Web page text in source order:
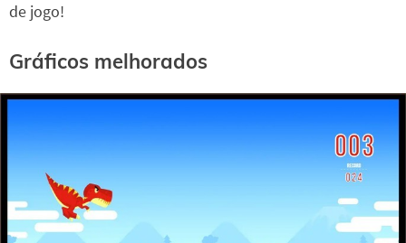
de jogo!
Gráficos melhorados